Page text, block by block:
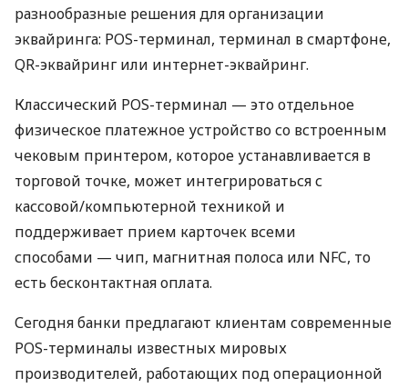
разнообразные решения для организации
эквайринга: POS-терминал, терминал в смартфоне,
QR-эквайринг или интернет-эквайринг.
Классический POS-терминал — это отдельное
физическое платежное устройство со встроенным
чековым принтером, которое устанавливается в
торговой точке, может интегрироваться с
кассовой/компьютерной техникой и
поддерживает прием карточек всеми
способами — чип, магнитная полоса или NFC, то
есть бесконтактная оплата.
Сегодня банки предлагают клиентам современные
POS-терминалы известных мировых
производителей, работающих под операционной